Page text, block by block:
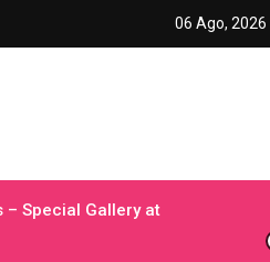
06 Ago, 2026
– Special Gallery at